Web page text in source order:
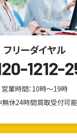
フリーダイヤル
1212-
営業時間：10時～19時
無休24時間買取受付可能